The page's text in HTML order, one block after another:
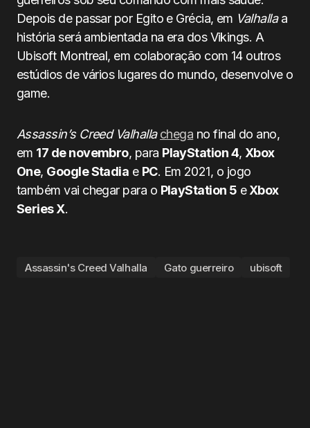
Depois de passar por Egito e Grécia, em Valhallaa
história será ambientada na era dos Vikings. A
Ubisoft Montreal, em colaboração com 14 outros
estúdios de vários lugares do mundo, desenvolve o
game.
Assassin’s Creed Valhallachega no final do ano,
em 17 de novembro, para PlayStation 4, Xbox
One, Google Stadia e PC. Em 2021, o jogo
também vai chegar para o PlayStation 5 eXbox
Series X.
Assassin's Creed Valhalla Gato guerreiro ubisoft